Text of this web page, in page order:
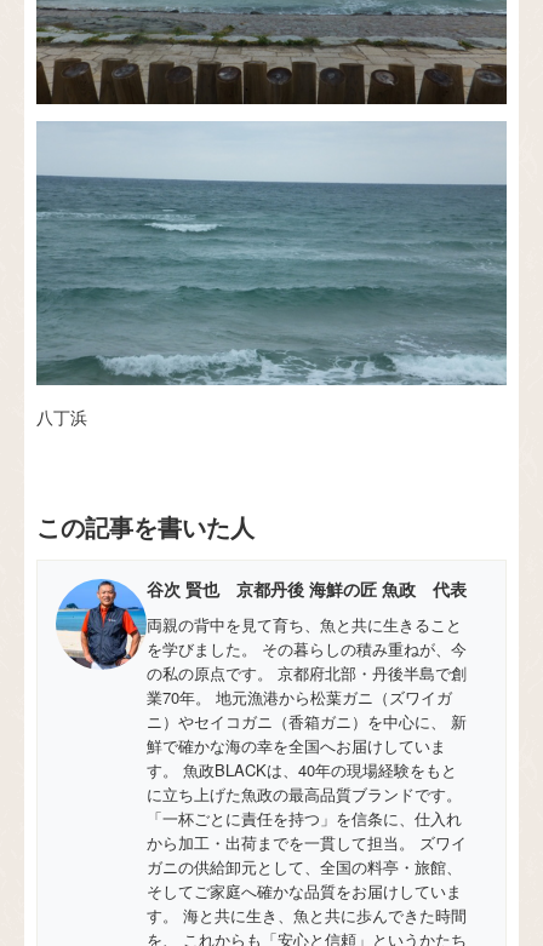
八丁浜
この記事を書いた人
谷次 賢也 京都丹後 海鮮の匠 魚政 代表
両親の背中を見て育ち、魚と共に生きること
を学びました。 その暮らしの積み重ねが、今
の私の原点です。 京都府北部・丹後半島で創
業70年。 地元漁港から松葉ガニ（ズワイガ
ニ）やセイコガニ（香箱ガニ）を中心に、 新
鮮で確かな海の幸を全国へお届けしていま
す。 魚政BLACKは、40年の現場経験をもと
に立ち上げた魚政の最高品質ブランドです。
「一杯ごとに責任を持つ」を信条に、仕入れ
から加工・出荷までを一貫して担当。 ズワイ
ガニの供給卸元として、全国の料亭・旅館、
そしてご家庭へ確かな品質をお届けしていま
す。 海と共に生き、魚と共に歩んできた時間
を、 これからも「安心と信頼」というかたち